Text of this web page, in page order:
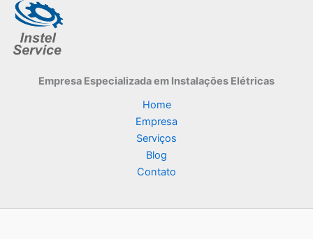
Empresa Especializadaem Instalações Elétricas
Home
Empresa
Serviços
Blog
Contato